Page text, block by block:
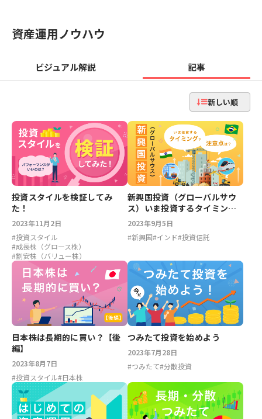
資産運用ノウハウ
ビジュアル解説 記事
新しい順
投資スタイルを検証してみ
た！
2023年11月2日
#投資スタイル
#成長株（グロース株）
#割安株（バリュー株）
新興国投資（グローバルサウ
ス）いま投資するタイミン
グ？注意点は？
2023年9月5日
#新興国#インド#投資信託
日本株は長期的に買い？【後
編】
2023年8月7日
#投資スタイル#日本株
つみたて投資を始めよう
2023年7月28日
#つみたて#分散投資